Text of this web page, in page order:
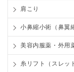
肩こり
小鼻縮小術（鼻翼
美容内服薬・外用
糸リフト（スレッ